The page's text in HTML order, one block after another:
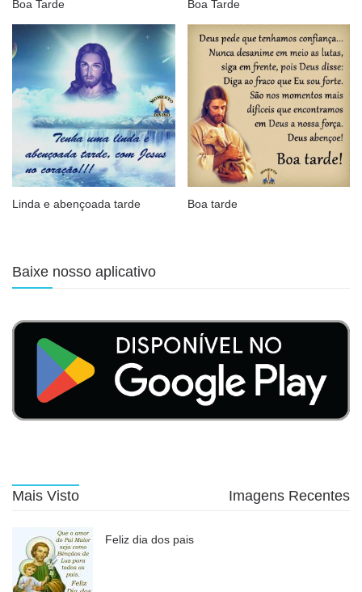
Boa Tarde Boa Tarde
Linda e abençoada tarde Boa tarde
Baixe nosso aplicativo
Mais Visto Imagens Recentes
Feliz dia dos pais